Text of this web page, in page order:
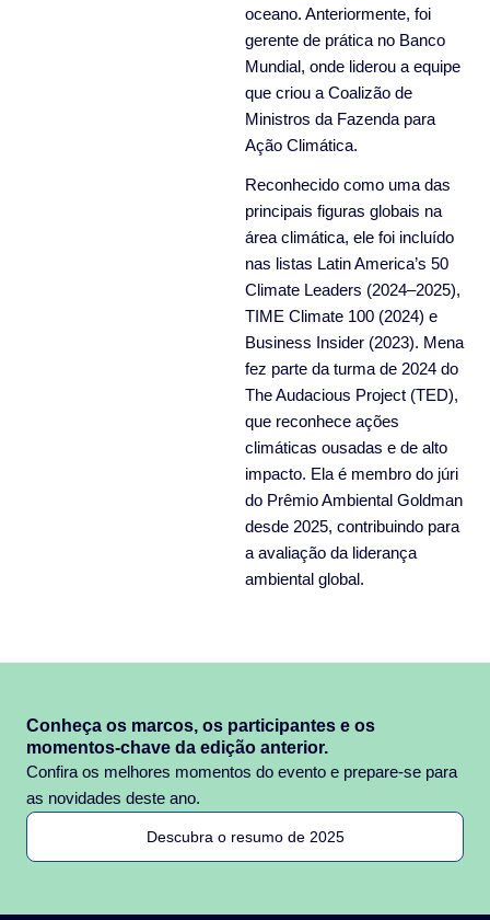
oceano. Anteriormente, foi
gerente de prática no Banco
Mundial, onde liderou a equipe
que criou a Coalizão de
Ministros da Fazenda para
Ação Climática.
Reconhecido como uma das
principais figuras globais na
área climática, ele foi incluído
nas listas Latin America’s 50
Climate Leaders (2024–2025),
TIME Climate 100 (2024) e
Business Insider (2023). Mena
fez parte da turma de 2024 do
The Audacious Project (TED),
que reconhece ações
climáticas ousadas e de alto
impacto. Ela é membro do júri
do Prêmio Ambiental Goldman
desde 2025, contribuindo para
a avaliação da liderança
ambiental global.
Conheça os marcos, os participantes e os
momentos-chave da edição anterior.
Confira os melhores momentos do evento e prepare-se para
as novidades deste ano.
Descubra o resumo de 2025